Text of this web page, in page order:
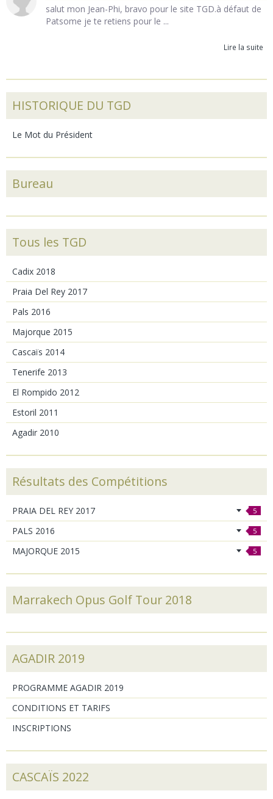
salut mon Jean-Phi, bravo pour le site TGD.à défaut de
Patsome je te retiens pour le ...
Lire la suite
HISTORIQUE DU TGD
Le Mot du Président
Bureau
Tous les TGD
Cadix 2018
Praia Del Rey 2017
Pals 2016
Majorque 2015
Cascaïs 2014
Tenerife 2013
El Rompido 2012
Estoril 2011
Agadir 2010
Résultats des Compétitions
PRAIA DEL REY 2017 5
PALS 2016 5
MAJORQUE 2015 5
Marrakech Opus Golf Tour 2018
AGADIR 2019
PROGRAMME AGADIR 2019
CONDITIONS ET TARIFS
INSCRIPTIONS
CASCAÏS 2022